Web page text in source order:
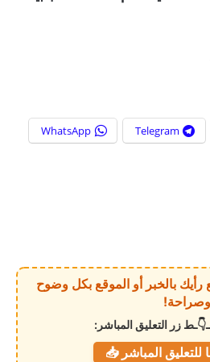
Telegram
WhatsApp
ضع رأيك بالخبر أو الموقع بكل وضوح
وصراحة!
زر التعليق المباشر:
المباشر 📥